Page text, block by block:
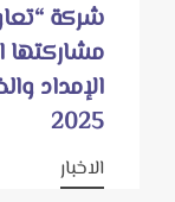
شركة
الإمداد
2025
الاخبار